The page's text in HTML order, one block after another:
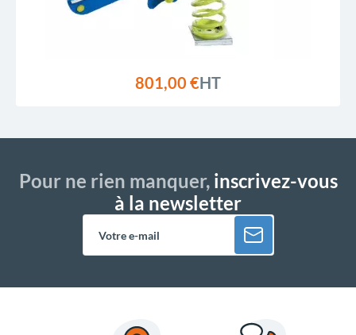
801,00 €HT
Pour ne rien manquer,inscrivez-vous
à la newsletter